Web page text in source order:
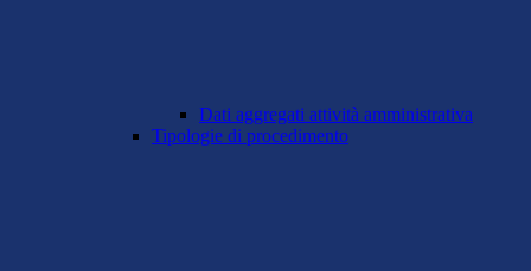
Dati aggregati attività amministrativa
Tipologie di procedimento